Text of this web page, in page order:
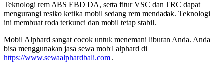
Teknologi rem ABS EBD DA, serta fitur VSC dan TRC dapat
mengurangi resiko ketika mobil sedang rem mendadak. Teknologi
ini membuat roda terkunci dan mobil tetap stabil.
Mobil Alphard sangat cocok untuk menemani liburan Anda. Anda
bisa menggunakan jasa sewa mobil alphard di
https://www.sewaalphardbali.com .